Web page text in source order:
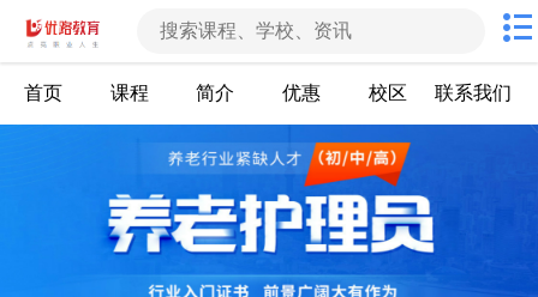
首页 课程 简介 优惠 校区 联系我们